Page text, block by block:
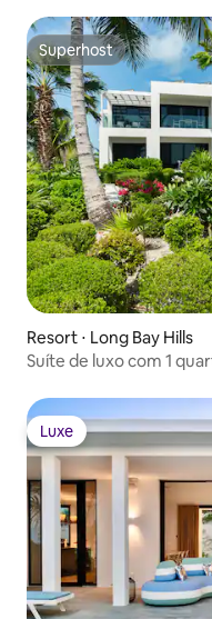
Superhost
Superhost
Resort ⋅ Long Bay Hills
Suíte de luxo com 1
Luxe
Luxe